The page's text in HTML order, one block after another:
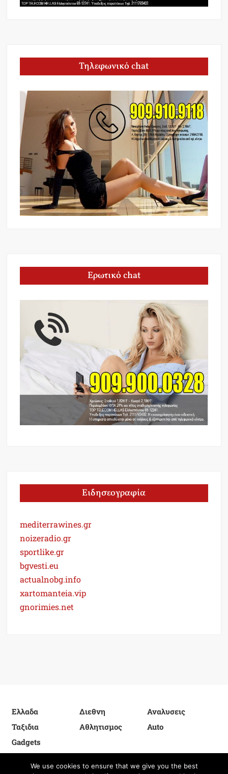
Τηλεφωνικό chat
Ερωτικό chat
Ειδησεογραφία
mediterrawines.gr
noizeradio.gr
sportlike.gr
bgvesti.eu
actualnobg.info
xartomanteia.vip
gnorimies.net
Ελλαδα Διεθνη
Αναλυσεις
Ταξιδια
Αθλητισμος
Auto
Gadgets
We use cookies to ensure that we give you the best